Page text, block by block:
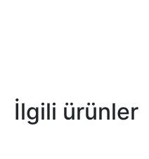
İlgili ürünler